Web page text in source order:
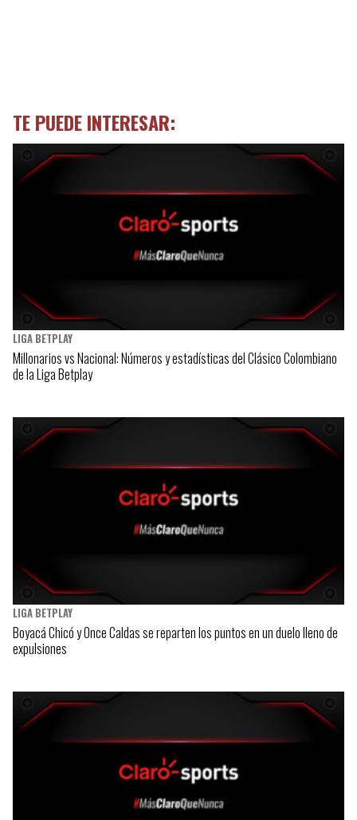
TE PUEDE INTERESAR:
LIGA BETPLAY
Millonarios vs Nacional: Números y estadísticas del Clásico Colombiano
de la Liga Betplay
LIGA BETPLAY
Boyacá Chicó y Once Caldas se reparten los puntos en un duelo lleno de
expulsiones